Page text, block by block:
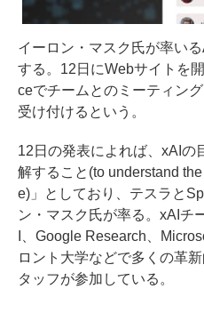
イーロン・マスク氏が率い
する。12日にWebサイトを
ceでチームとのミーティン
受け付けるという。
12日の発表によれば、xAIの
解すること(to understand
e)」としており、テスラと
ン・マスク氏が率る。xAIチ
I、Google Research、
ロント大学などで多くの革
タッフが参加している。